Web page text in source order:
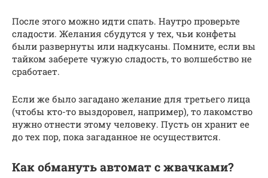
После этого можно идти спать. Наутро проверьте
сладости. Желания сбудутся у тех, чьи конфеты
были развернуты или надкусаны. Помните, если вы
тайком заберете чужую сладость, то волшебство не
сработает.
Если же было загадано желание для третьего лица
(чтобы кто-то выздоровел, например), то лакомство
нужно отнести этому человеку. Пусть он хранит ее
до тех пор, пока загаданное не осуществится.
Как обмануть автомат с жвачками?